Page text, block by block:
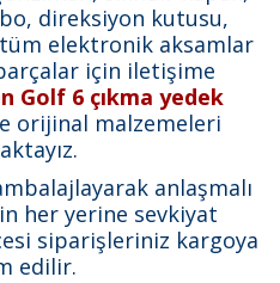
direksiyon kutusu,
elektronik aksamlar
için iletişime
Golf 6 çıkma yedek
orijinal malzemeleri
anlaşmalı
her yerine sevkiyat
siparişleriniz kargoya
edilir.